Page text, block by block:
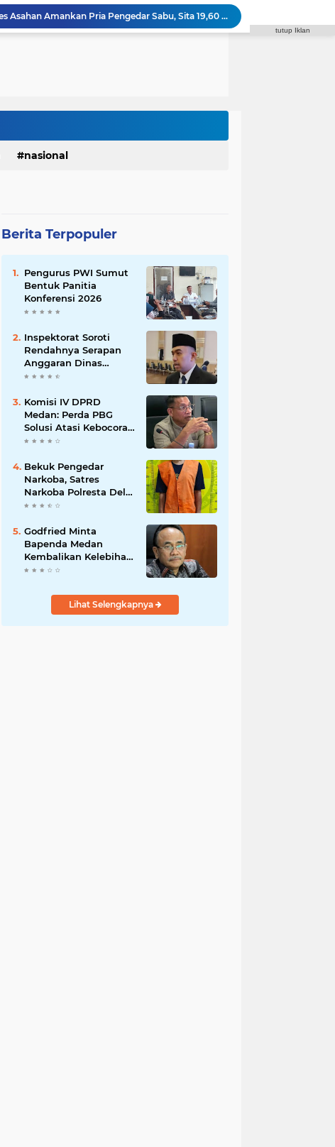
Satres Narkoba Polres Asahan Amankan Pria Pengedar Sabu, Sita 19,60 Gram Barang Bukti
Polres Tapanuli Selatan Ungkap Kasus Pembunuhan Disertai Kekerasan Seksual terhadap Anak, Pelaku Ditangkap
nasional
Berita Terpopuler
Pengurus PWI Sumut
Bentuk Panitia
Konferensi 2026
Inspektorat Soroti
Rendahnya Serapan
Anggaran Dinas
Perkimcikataru Medan
Komisi IV DPRD
Medan: Perda PBG
Solusi Atasi Kebocoran
PAD dan Birokrasi
Bekuk Pengedar
Narkoba, Satres
Narkoba Polresta Deli
Serdang amankan
Godfried Minta
Bapenda Medan
Kembalikan Kelebihan
PBB dan Bayar Denda
Lihat Selengkapnya
tutup Iklan